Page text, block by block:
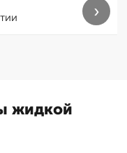
›
жидкой